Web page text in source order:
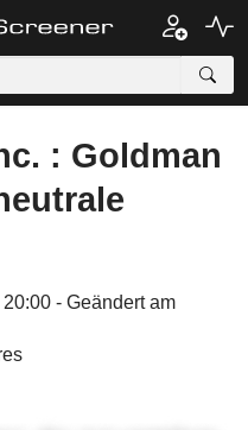
: Goldman
- Geändert am